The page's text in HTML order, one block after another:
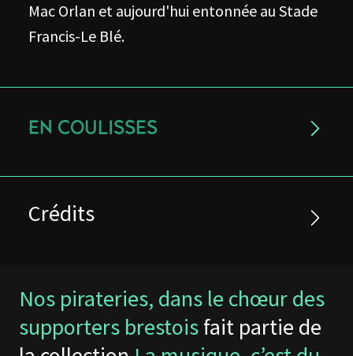
Mac Orlan et aujourd'hui entonnée au Stade
Francis-Le Blé.
EN COULISSES
Crédits
Nos pirateries, dans le chœur des
supporters brestoisfait partie de